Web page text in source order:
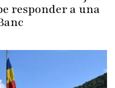
responder a una